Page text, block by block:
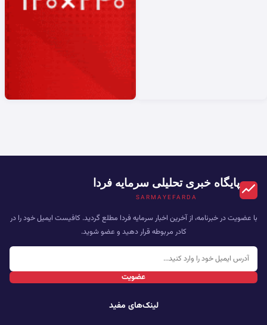
پایگاه خبری تحلیلی سرمایه فردا
SARMAYEFARDA
با عضویت در خبرنامه، از آخرین اخبار سرمایه فردا مطلع گردید. کافیست ایمیل خود را در
کادر مربوطه قرار دهید و عضو شوید.
عضویت
لینک‌های مفید